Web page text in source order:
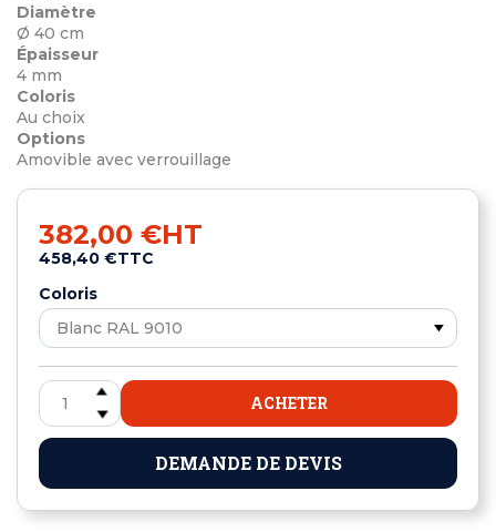
Diamètre
Ø 40 cm
Épaisseur
4 mm
Coloris
Au choix
Options
Amovible avec verrouillage
382,00 €HT
458,40 €TTC
Coloris
ACHETER
DEMANDE DE DEVIS